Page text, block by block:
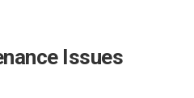
Issues